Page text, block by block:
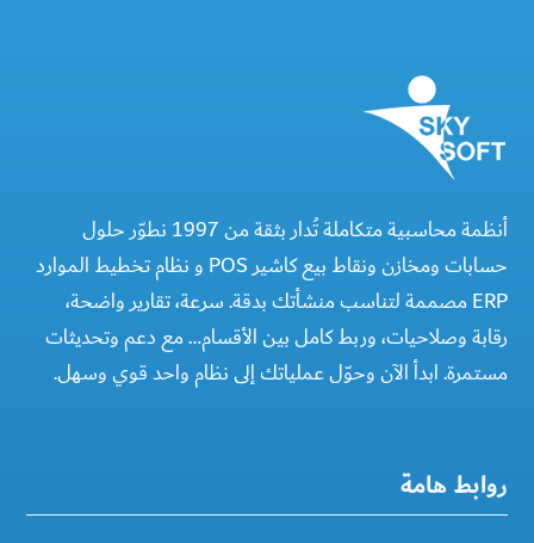
أنظمة محاسبية متكاملة تُدار بثقة من 1997 نطوّر حلول
حسابات ومخازن ونقاط بيع كاشير POS و نظام تخطيط الموارد
ERP مصممة لتناسب منشأتك بدقة. سرعة، تقارير واضحة،
رقابة وصلاحيات، وربط كامل بين الأقسام… مع دعم وتحديثات
مستمرة. ابدأ الآن وحوّل عملياتك إلى نظام واحد قوي وسهل.
روابط هامة